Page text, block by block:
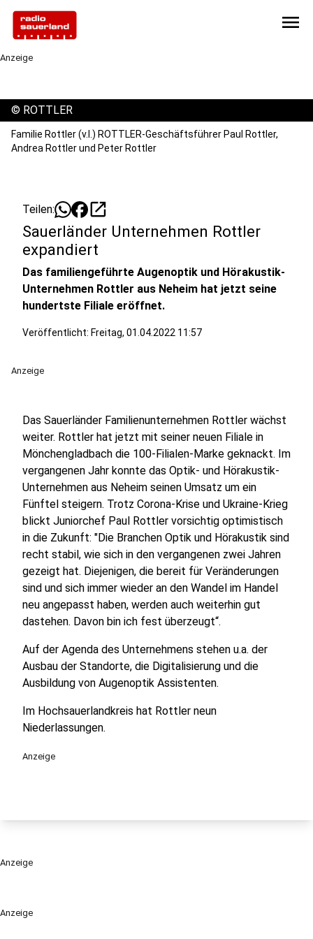
menu
Anzeige
Anzeige
© ROTTLER
Familie Rottler (v.l.) ROTTLER-Geschäftsführer Paul Rottler,
Andrea Rottler und Peter Rottler
Teilen: open_in_new
Sauerländer Unternehmen Rottler
expandiert
Das familiengeführte Augenoptik und Hörakustik-
Unternehmen Rottler aus Neheim hat jetzt seine
hundertste Filiale eröffnet.
Veröffentlicht: Freitag, 01.04.2022 11:57
Anzeige
Das Sauerländer Familienunternehmen Rottler wächst
weiter. Rottler hat jetzt mit seiner neuen Filiale in
Mönchengladbach die 100-Filialen-Marke geknackt. Im
vergangenen Jahr konnte das Optik- und Hörakustik-
Unternehmen aus Neheim seinen Umsatz um ein
Fünftel steigern. Trotz Corona-Krise und Ukraine-Krieg
blickt Juniorchef Paul Rottler vorsichtig optimistisch
in die Zukunft: "Die Branchen Optik und Hörakustik sind
recht stabil, wie sich in den vergangenen zwei Jahren
gezeigt hat. Diejenigen, die bereit für Veränderungen
sind und sich immer wieder an den Wandel im Handel
neu angepasst haben, werden auch weiterhin gut
dastehen. Davon bin ich fest überzeugt“.
Auf der Agenda des Unternehmens stehen u.a. der
Ausbau der Standorte, die Digitalisierung und die
Ausbildung von Augenoptik Assistenten.
Im Hochsauerlandkreis hat Rottler neun
Niederlassungen.
Anzeige
Anzeige